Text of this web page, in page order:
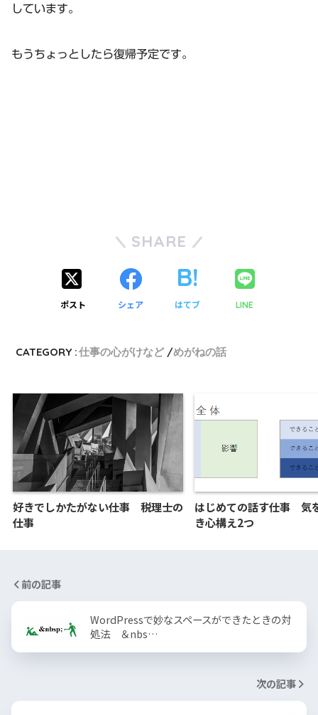
しています。
もうちょっとしたら復帰予定です。
SHARE
ポスト シェア はてブ LINE
CATEGORY :仕事の心がけなど めがねの話
好きでしかたがない仕事 税理士の
仕事
はじめての話す仕事 気
き心構え2つ
前の記事
WordPressで妙なスペースができたときの対
処法 ＆nbs…
次の記事